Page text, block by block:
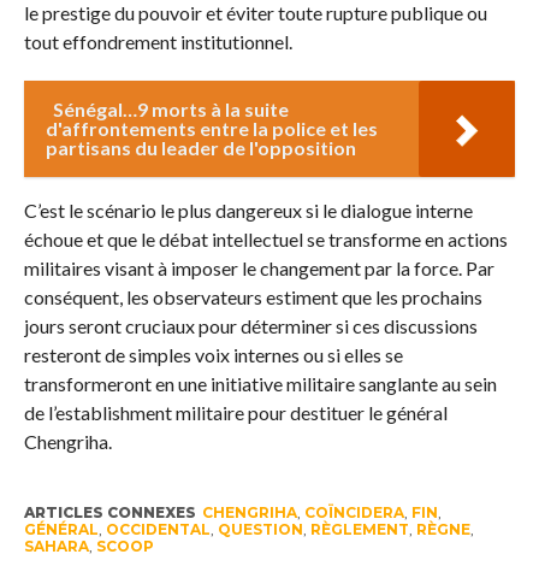
le prestige du pouvoir et éviter toute rupture publique ou
tout effondrement institutionnel.
Sénégal…9 morts à la suite
d'affrontements entre la police et les
partisans du leader de l'opposition
C’est le scénario le plus dangereux si le dialogue interne
échoue et que le débat intellectuel se transforme en actions
militaires visant à imposer le changement par la force. Par
conséquent, les observateurs estiment que les prochains
jours seront cruciaux pour déterminer si ces discussions
resteront de simples voix internes ou si elles se
transformeront en une initiative militaire sanglante au sein
de l’establishment militaire pour destituer le général
Chengriha.
ARTICLES CONNEXES CHENGRIHA, COÏNCIDERA, FIN,
GÉNÉRAL, OCCIDENTAL, QUESTION, RÈGLEMENT, RÈGNE,
SAHARA, SCOOP